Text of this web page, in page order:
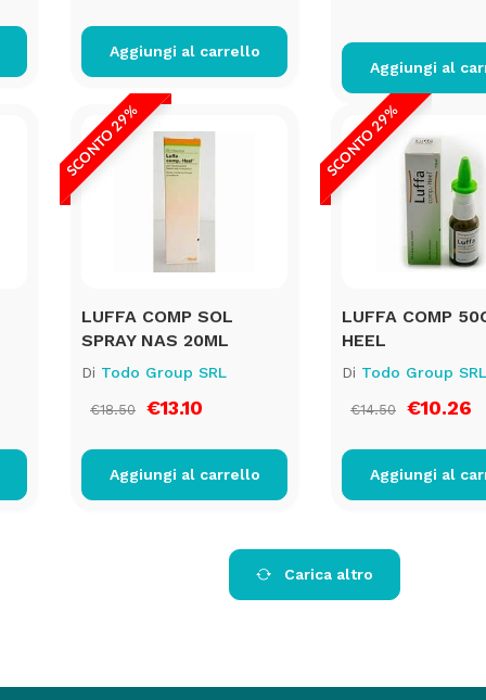
Aggiungi al carrello
Aggiungi al
SCONTO 29%
LUFFA COMP SOL
SPRAY NAS 20ML
Di Todo Group SRL
€18.50 €13.10
Aggiungi al carrello
SCONTO 29%
LUFFA COMP
HEEL
Di Todo Group SRL
€14.50 €10.26
Aggiungi al
Carica altro